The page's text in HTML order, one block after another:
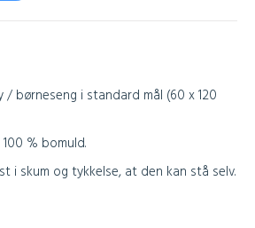
/ børneseng i standard mål (60 x 120
% bomuld.
i skum og tykkelse, at den kan stå selv.